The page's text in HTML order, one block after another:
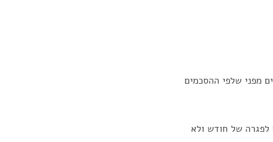
לפגרה של חודש ולא